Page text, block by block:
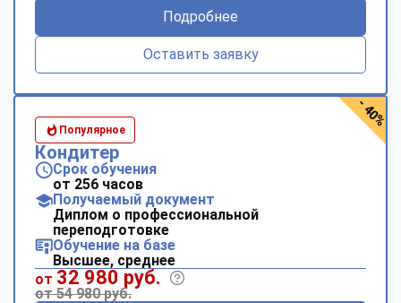
Подробнее
Оставить заявку
Популярное
Кондитер
Срок обучения
от 256 часов
Получаемый документ
Диплом о профессиональной
переподготовке
Обучение на базе
Высшее, среднее
от 32 980 руб.
от 54 980 руб.
- 40%